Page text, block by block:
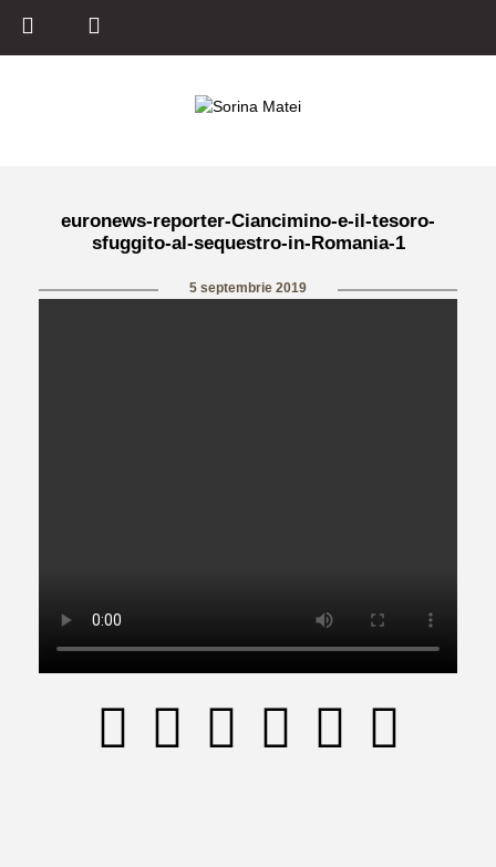
euronews-reporter-Ciancimino-e-il-tesoro-
sfuggito-al-sequestro-in-Romania-1
5 septembrie 2019